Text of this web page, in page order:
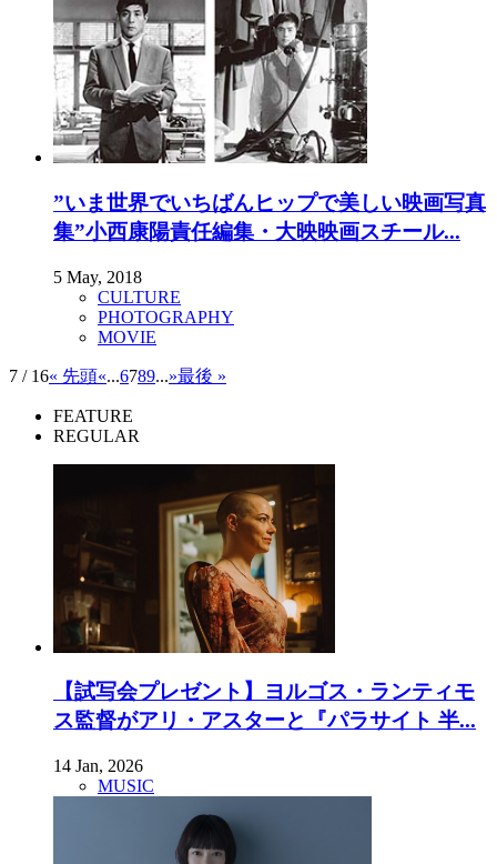
”いま世界でいちばんヒップで美しい映画写真
集”小西康陽責任編集・大映映画スチール...
5 May, 2018
CULTURE
PHOTOGRAPHY
MOVIE
7 / 16« 先頭«...6789...»最後 »
FEATURE
REGULAR
【試写会プレゼント】ヨルゴス・ランティモ
ス監督がアリ・アスターと『パラサイト 半...
14 Jan, 2026
MUSIC